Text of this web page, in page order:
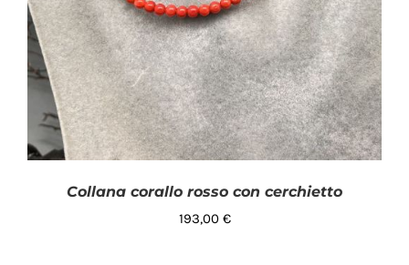
Collana corallo rosso con cerchietto
193,00 €